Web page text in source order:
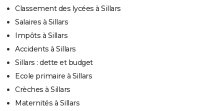
Classement des lycées à Sillars
Salaires à Sillars
Impôts à Sillars
Accidents à Sillars
Sillars : dette et budget
Ecole primaire à Sillars
Crèches à Sillars
Maternités à Sillars